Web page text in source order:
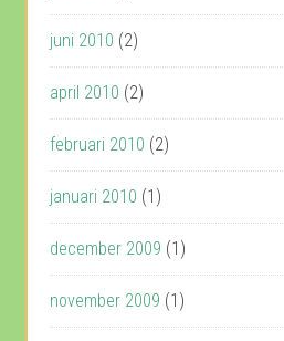
juni 2010 (2)
april 2010 (2)
februari 2010 (2)
januari 2010 (1)
december 2009 (1)
november 2009 (1)